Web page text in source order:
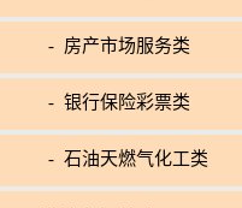
- 房产市场服务类
- 银行保险彩票类
- 石油天燃气化工类